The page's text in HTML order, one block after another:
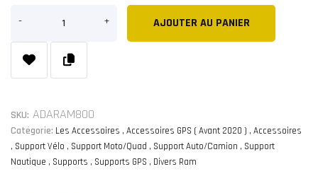
AJOUTER AU PANIER
SKU: ADARAM800
Catégorie: Les Accessoires Accessoires GPS ( Avant 2020 )
Accessoires
Support Vélo
Support Moto/Quad Support Auto/Camion
Support
Nautique
Supports Supports GPS Divers Ram